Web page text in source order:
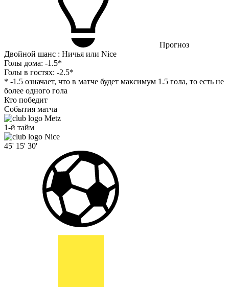
Прогноз
Двойной шанс : Ничья или Nice
Голы дома: -1.5*
Голы в гостях: -2.5*
* -1.5 означает, что в матче будет максимум 1.5 гола, то есть не
более одного гола
Кто победит
События матча
Metz
1-й тайм
Nice
45' 15' 30'